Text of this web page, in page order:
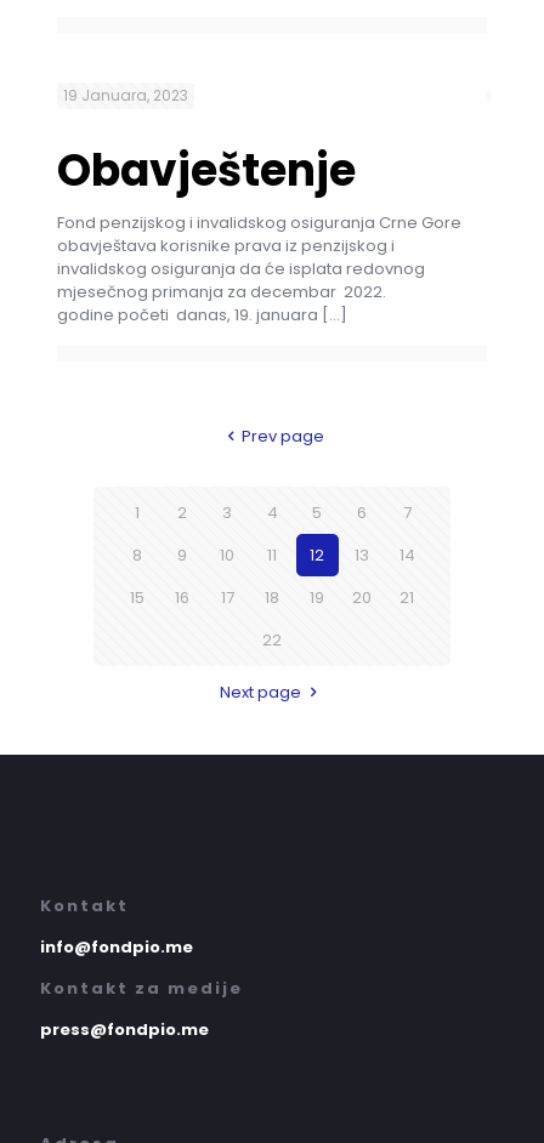
19 Januara, 2023
Obavještenje
Fond penzijskog i invalidskog osiguranja Crne Gore
obavještava korisnike prava iz penzijskog i
invalidskog osiguranja da će isplata redovnog
mjesečnog primanja za decembar 2022.
godine početi danas, 19. januara […]
Prev page
1 2 3 4 5 6
7
8
9 10 11 12 13
14
15
16 17 18 19 20
21
22
Next page
Kontakt
info@fondpio.me
Kontakt za medije
press@fondpio.me